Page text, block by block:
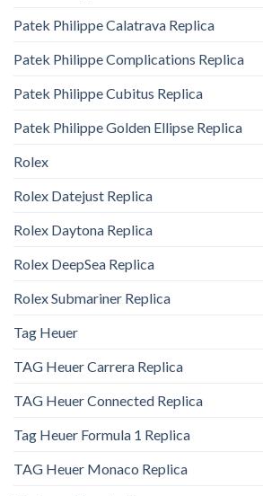
Patek Philippe Calatrava Replica
Patek Philippe Complications Replica
Patek Philippe Cubitus Replica
Patek Philippe Golden Ellipse Replica
Rolex
Rolex Datejust Replica
Rolex Daytona Replica
Rolex DeepSea Replica
Rolex Submariner Replica
Tag Heuer
TAG Heuer Carrera Replica
TAG Heuer Connected Replica
Tag Heuer Formula 1 Replica
TAG Heuer Monaco Replica